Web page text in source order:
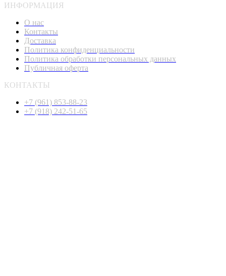
ИНФОРМАЦИЯ
О нас
Контакты
Доставка
Политика конфиденциальности
Политика обработки персональных данных
Публичная оферта
КОНТАКТЫ
+7 (961) 853-88-23
+7 (918) 242-51-65